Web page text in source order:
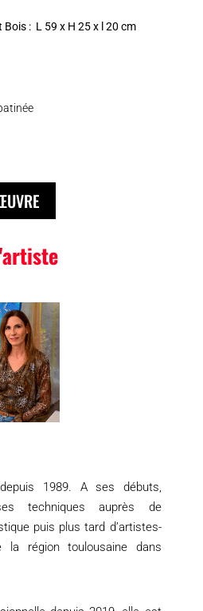
: L 59 x H 25 x l 20 cm
1989. A ses débuts,
techniques auprès de
puis plus tard d’artistes-
la région toulousaine dans